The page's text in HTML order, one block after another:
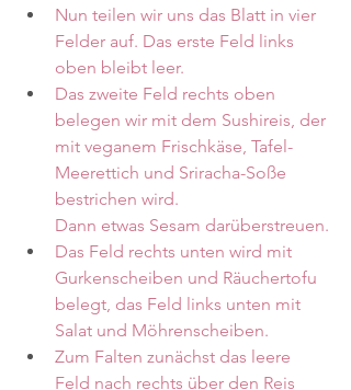
Nun teilen wir uns das Blatt in vier
Felder auf. Das erste Feld links
oben bleibt leer.
Das zweite Feld rechts oben
belegen wir mit dem Sushireis, der
mit veganem Frischkäse, Tafel-
Meerettich und Sriracha-Soße
bestrichen wird.
Dann etwas Sesam darüberstreuen.
Das Feld rechts unten wird mit
Gurkenscheiben und Räuchertofu
belegt, das Feld links unten mit
Salat und Möhrenscheiben.
Zum Falten zunächst das leere
Feld nach rechts über den Reis